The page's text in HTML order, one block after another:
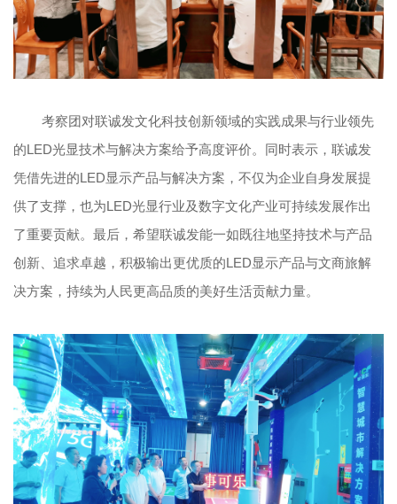
考察团对联诚发文化科技创新领域的实践成果与行业领先
的LED光显技术与解决方案给予高度评价。同时表示，联诚发
凭借先进的LED显示产品与解决方案，不仅为企业自身发展提
供了支撑，也为LED光显行业及数字文化产业可持续发展作出
了重要贡献。最后，希望联诚发能一如既往地坚持技术与产品
创新、追求卓越，积极输出更优质的LED显示产品与文商旅解
决方案，持续为人民更高品质的美好生活贡献力量。